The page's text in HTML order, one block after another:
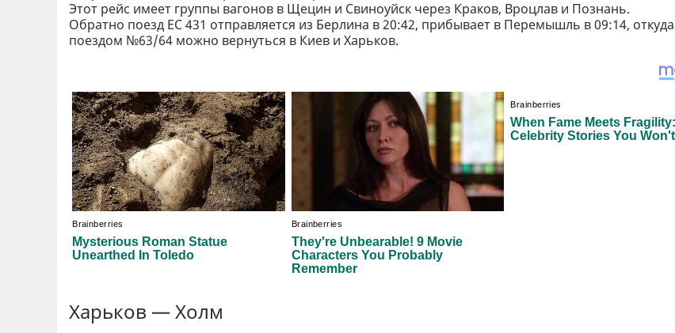
Этот рейс имеет группы вагонов в Щецин и Свиноуйск через Краков, Вроцлав и Познань.
Обратно поезд EC 431 отправляется из Берлина в 20:42, прибывает в Перемышль в 09:14, откуда
поездом №63/64 можно вернуться в Киев и Харьков.
Харьков — Холм